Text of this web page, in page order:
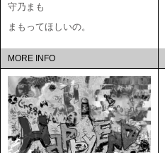
守乃まも
まもってほしいの。
MORE INFO